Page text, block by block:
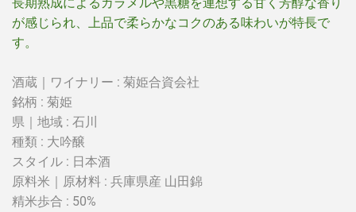
が感じられ、上品で柔らかなコクのある味わいが特長で
す。
酒蔵｜ワイナリー : 菊姫合資会社
銘柄 : 菊姫
県｜地域 : 石川
種類 : 大吟醸
スタイル : 日本酒
原料米｜原材料 : 兵庫県産 山田錦
精米歩合 : 50%